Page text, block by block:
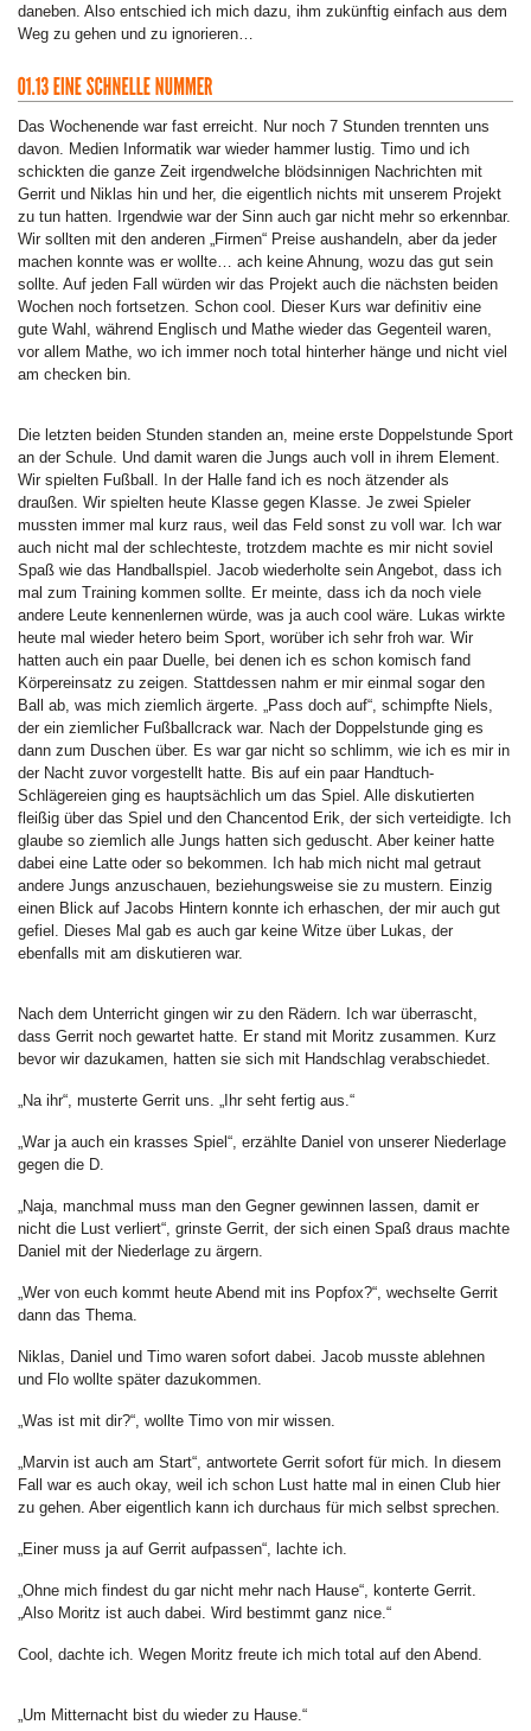
daneben. Also entschied ich mich dazu, ihm zukünftig einfach aus dem
Weg zu gehen und zu ignorieren…
Das Wochenende war fast erreicht. Nur noch 7 Stunden trennten uns
davon. Medien Informatik war wieder hammer lustig. Timo und ich
schickten die ganze Zeit irgendwelche blödsinnigen Nachrichten mit
Gerrit und Niklas hin und her, die eigentlich nichts mit unserem Projekt
zu tun hatten. Irgendwie war der Sinn auch gar nicht mehr so erkennbar.
Wir sollten mit den anderen „Firmen“ Preise aushandeln, aber da jeder
machen konnte was er wollte… ach keine Ahnung, wozu das gut sein
sollte. Auf jeden Fall würden wir das Projekt auch die nächsten beiden
Wochen noch fortsetzen. Schon cool. Dieser Kurs war definitiv eine
gute Wahl, während Englisch und Mathe wieder das Gegenteil waren,
vor allem Mathe, wo ich immer noch total hinterher hänge und nicht viel
am checken bin.
Die letzten beiden Stunden standen an, meine erste Doppelstunde Sport
an der Schule. Und damit waren die Jungs auch voll in ihrem Element.
Wir spielten Fußball. In der Halle fand ich es noch ätzender als
draußen. Wir spielten heute Klasse gegen Klasse. Je zwei Spieler
mussten immer mal kurz raus, weil das Feld sonst zu voll war. Ich war
auch nicht mal der schlechteste, trotzdem machte es mir nicht soviel
Spaß wie das Handballspiel. Jacob wiederholte sein Angebot, dass ich
mal zum Training kommen sollte. Er meinte, dass ich da noch viele
andere Leute kennenlernen würde, was ja auch cool wäre. Lukas wirkte
heute mal wieder hetero beim Sport, worüber ich sehr froh war. Wir
hatten auch ein paar Duelle, bei denen ich es schon komisch fand
Körpereinsatz zu zeigen. Stattdessen nahm er mir einmal sogar den
Ball ab, was mich ziemlich ärgerte. „Pass doch auf“, schimpfte Niels,
der ein ziemlicher Fußballcrack war. Nach der Doppelstunde ging es
dann zum Duschen über. Es war gar nicht so schlimm, wie ich es mir in
der Nacht zuvor vorgestellt hatte. Bis auf ein paar Handtuch-
Schlägereien ging es hauptsächlich um das Spiel. Alle diskutierten
fleißig über das Spiel und den Chancentod Erik, der sich verteidigte. Ich
glaube so ziemlich alle Jungs hatten sich geduscht. Aber keiner hatte
dabei eine Latte oder so bekommen. Ich hab mich nicht mal getraut
andere Jungs anzuschauen, beziehungsweise sie zu mustern. Einzig
einen Blick auf Jacobs Hintern konnte ich erhaschen, der mir auch gut
gefiel. Dieses Mal gab es auch gar keine Witze über Lukas, der
ebenfalls mit am diskutieren war.
Nach dem Unterricht gingen wir zu den Rädern. Ich war überrascht,
dass Gerrit noch gewartet hatte. Er stand mit Moritz zusammen. Kurz
bevor wir dazukamen, hatten sie sich mit Handschlag verabschiedet.
„Na ihr“, musterte Gerrit uns. „Ihr seht fertig aus.“
„War ja auch ein krasses Spiel“, erzählte Daniel von unserer Niederlage
gegen die D.
„Naja, manchmal muss man den Gegner gewinnen lassen, damit er
nicht die Lust verliert“, grinste Gerrit, der sich einen Spaß draus machte
Daniel mit der Niederlage zu ärgern.
„Wer von euch kommt heute Abend mit ins Popfox?“, wechselte Gerrit
dann das Thema.
Niklas, Daniel und Timo waren sofort dabei. Jacob musste ablehnen
und Flo wollte später dazukommen.
„Was ist mit dir?“, wollte Timo von mir wissen.
„Marvin ist auch am Start“, antwortete Gerrit sofort für mich. In diesem
Fall war es auch okay, weil ich schon Lust hatte mal in einen Club hier
zu gehen. Aber eigentlich kann ich durchaus für mich selbst sprechen.
„Einer muss ja auf Gerrit aufpassen“, lachte ich.
„Ohne mich findest du gar nicht mehr nach Hause“, konterte Gerrit.
„Also Moritz ist auch dabei. Wird bestimmt ganz nice.“
Cool, dachte ich. Wegen Moritz freute ich mich total auf den Abend.
„Um Mitternacht bist du wieder zu Hause.“